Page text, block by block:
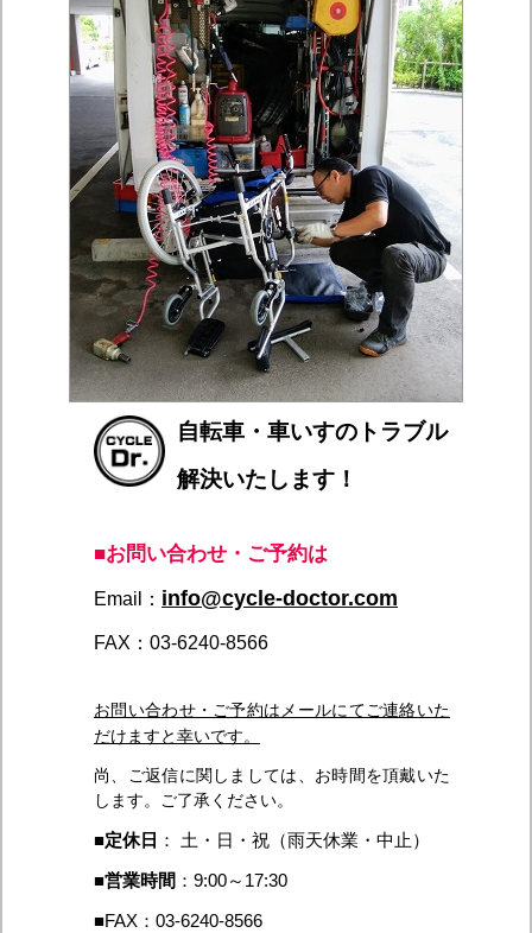
自転車・車いすのトラブル
解決いたします！
■お問い合わせ・ご予約は
Email： info@cycle-doctor.com
FAX：03-6240-8566
お問い合わせ・ご予約はメールにてご連絡いた
だけますと幸いです。
尚、ご返信に関しましては、お時間を頂戴いた
します。ご了承ください。
■定休日 ： 土・日・祝（雨天休業・中止）
■営業時間 ：9:00～17:30
■FAX：03-6240-8566